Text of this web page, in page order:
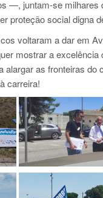
—, juntam-se
proteção social digna
voltaram a dar em
mostrar a
alargar as fronteiras
carreira!